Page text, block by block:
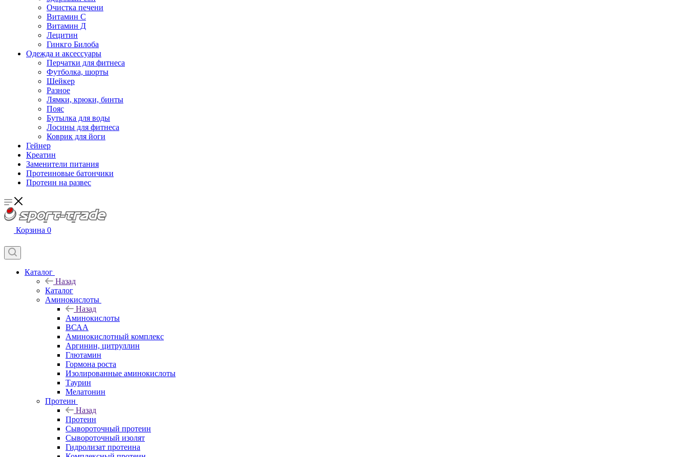
Очистка печени
Витамин С
Витамин Д
Лецитин
Гинкго Билоба
Одежда и аксессуары
Перчатки для фитнеса
Футболка, шорты
Шейкер
Разное
Лямки, крюки, бинты
Пояс
Бутылка для воды
Лосины для фитнеса
Коврик для йоги
Гейнер
Креатин
Заменители питания
Протеиновые батончики
Протеин на развес
Корзина 0
Каталог
Назад
Каталог
Аминокислоты
Назад
Аминокислоты
ВСАА
Аминокислотный комплекс
Аргинин, цитруллин
Глютамин
Гормона роста
Изолированные аминокислоты
Таурин
Мелатонин
Протеин
Назад
Протеин
Сывороточный протеин
Сывороточный изолят
Гидролизат протеина